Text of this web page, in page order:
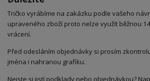
Tričko vyrábíme na zakázku podle vašeho
upraveného zboží proto nelze využít běžnou
vrácení.
Před odesláním objednávky si prosím
jména i nahranou grafiku.
Nejste si jistí podklady nebo objednávkou?